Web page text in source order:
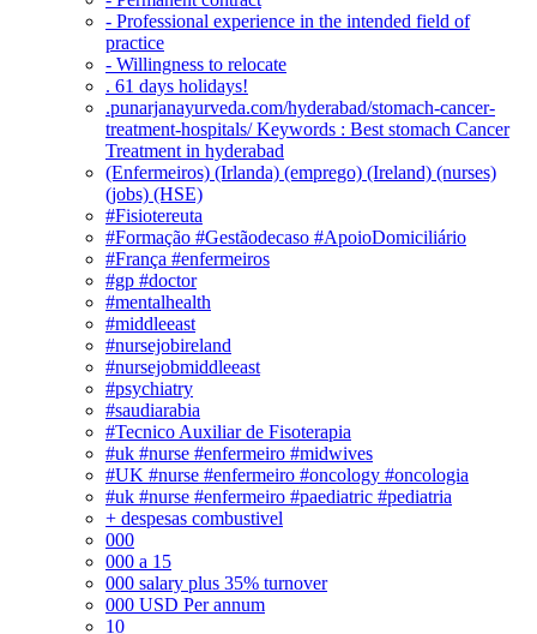
- Professional experience in the intended field of
practice
- Willingness to relocate
. 61 days holidays!
.punarjanayurveda.com/hyderabad/stomach-cancer-
treatment-hospitals/ Keywords : Best stomach Cancer
Treatment in hyderabad
(Enfermeiros) (Irlanda) (emprego) (Ireland) (nurses)
(jobs) (HSE)
#Fisiotereuta
#Formação #Gestãodecaso #ApoioDomiciliário
#França #enfermeiros
#gp #doctor
#mentalhealth
#middleeast
#nursejobireland
#nursejobmiddleeast
#psychiatry
#saudiarabia
#Tecnico Auxiliar de Fisoterapia
#uk #nurse #enfermeiro #midwives
#UK #nurse #enfermeiro #oncology #oncologia
#uk #nurse #enfermeiro #paediatric #pediatria
+ despesas combustivel
000
000 a 15
000 salary plus 35% turnover
000 USD Per annum
10